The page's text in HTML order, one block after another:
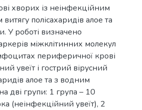
хворих із неінфекційним
полісахаридів алое та
У роботі визначено
міжклітинних молекул
периферичної крові
увеїт і гострий вірусний
алое та з водним
дві групи: 1 група – 10
(неінфекційний увеїт), 2